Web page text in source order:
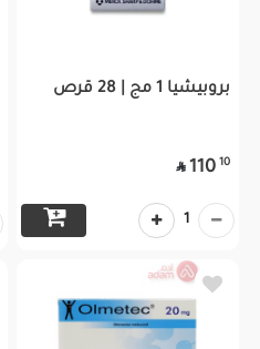
بروبيشيا 1 مج | 28 قرص
10
110

1